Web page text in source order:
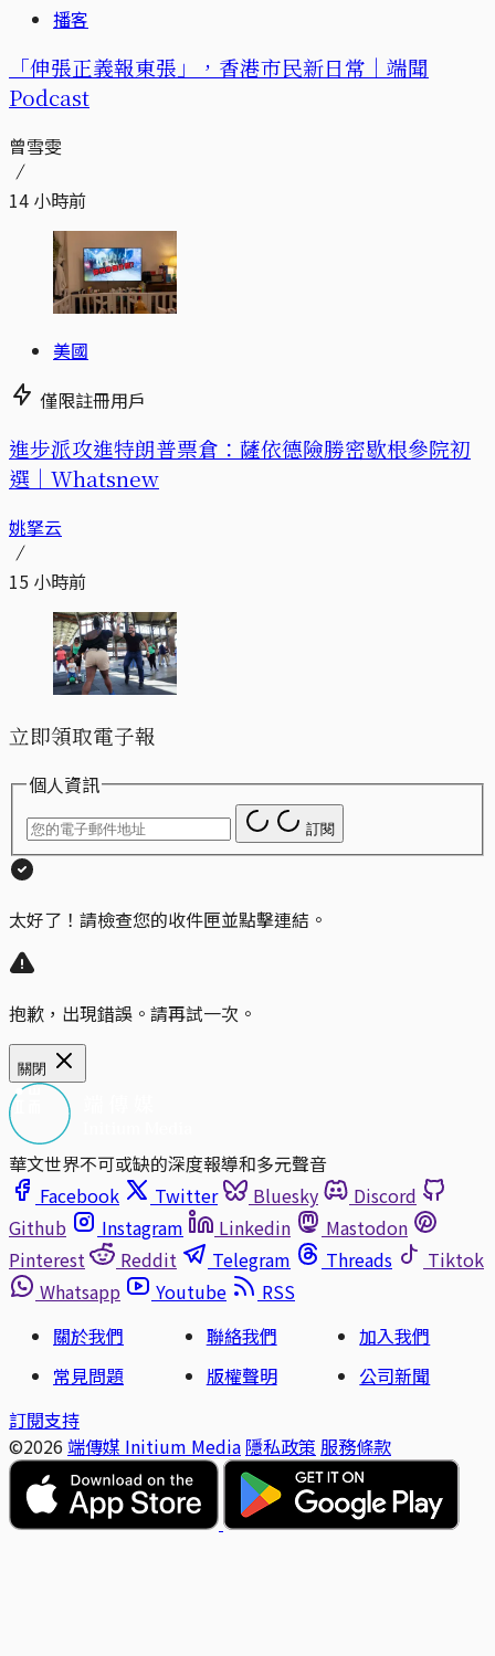
播客
「伸張正義報東張」，香港市民新日常｜端聞
Podcast
曾雪雯
14 小時前
美國
僅限註冊用戶
進步派攻進特朗普票倉：薩依德險勝密歇根參院初
選｜Whatsnew
姚拏云
15 小時前
立即領取電子報
個人資訊
訂閱
太好了！請檢查您的收件匣並點擊連結。
抱歉，出現錯誤。請再試一次。
關閉
華文世界不可或缺的深度報導和多元聲音
Facebook
Twitter Bluesky
Discord
Github
Instagram Linkedin
Mastodon
Pinterest
Reddit Telegram Threads
Tiktok
Whatsapp
Youtube
RSS
關於我們
聯絡我們
加入我們
常見問題
版權聲明
公司新聞
訂閱支持
©2026 端傳媒 Initium Media 隱私政策 服務條款